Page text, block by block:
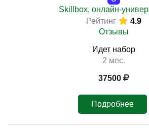
Skillbox, онлайн-
Рейтинг
4.9
Отзывы
Идет набор
2 мес.
37500
Подробнее